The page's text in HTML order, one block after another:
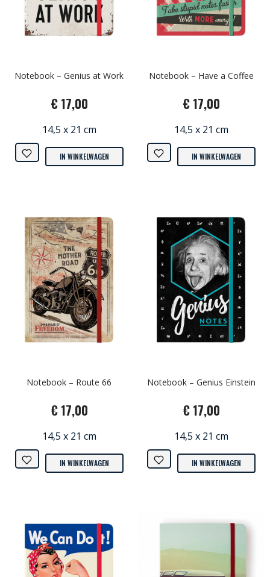
Notebook – Genius at Work
€ 17,00
14,5 x 21 cm
IN WINKELWAGEN
Notebook – Have a Coffee
€ 17,00
14,5 x 21 cm
IN WINKELWAGEN
Notebook – Route 66
€ 17,00
14,5 x 21 cm
IN WINKELWAGEN
Notebook – Genius Einstein
€ 17,00
14,5 x 21 cm
IN WINKELWAGEN